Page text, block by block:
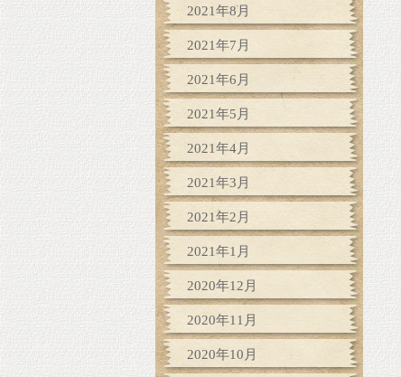
2021年8月
2021年7月
2021年6月
2021年5月
2021年4月
2021年3月
2021年2月
2021年1月
2020年12月
2020年11月
2020年10月